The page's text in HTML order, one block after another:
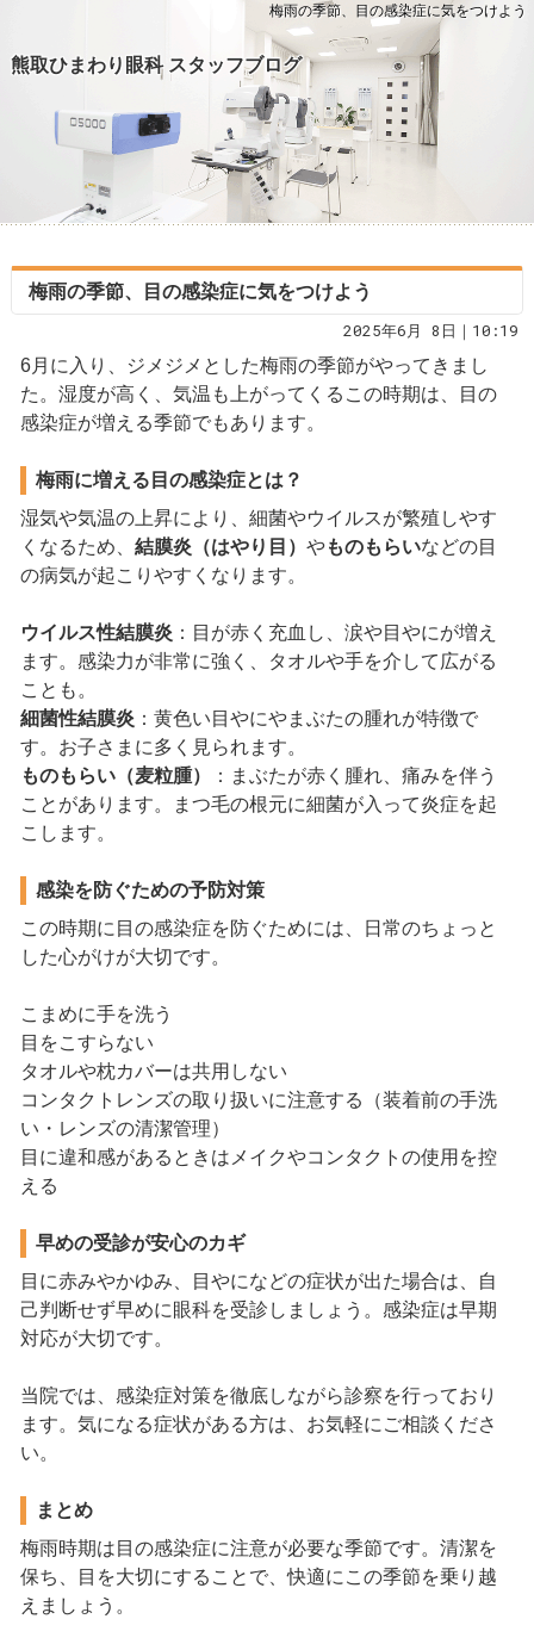
梅雨の季節、目の感染症に気をつけよう
熊取ひまわり眼科 スタッフブログ
梅雨の季節、目の感染症に気をつけよう
2025年6月 8日｜10:19
6月に入り、ジメジメとした梅雨の季節がやってきまし
た。湿度が高く、気温も上がってくるこの時期は、目の
感染症が増える季節でもあります。
梅雨に増える目の感染症とは？
湿気や気温の上昇により、細菌やウイルスが繁殖しやす
くなるため、 結膜炎（はやり目） やものもらいなどの目
の病気が起こりやすくなります。
ウイルス性結膜炎：目が赤く充血し、涙や目やにが増え
ます。感染力が非常に強く、タオルや手を介して広がる
ことも。
細菌性結膜炎：黄色い目やにやまぶたの腫れが特徴で
す。お子さまに多く見られます。
ものもらい（麦粒腫）
：まぶたが赤く腫れ、痛みを伴う
ことがあります。まつ毛の根元に細菌が入って炎症を起
こします。
感染を防ぐための予防対策
この時期に目の感染症を防ぐためには、日常のちょっと
した心がけが大切です。
こまめに手を洗う
目をこすらない
タオルや枕カバーは共用しない
コンタクトレンズの取り扱いに注意する（装着前の手洗
い・レンズの清潔管理）
目に違和感があるときはメイクやコンタクトの使用を控
える
早めの受診が安心のカギ
目に赤みやかゆみ、目やになどの症状が出た場合は、自
己判断せず早めに眼科を受診しましょう。感染症は早期
対応が大切です。
当院では、感染症対策を徹底しながら診察を行っており
ます。気になる症状がある方は、お気軽にご相談くださ
い。
まとめ
梅雨時期は目の感染症に注意が必要な季節です。清潔を
保ち、目を大切にすることで、快適にこの季節を乗り越
えましょう。